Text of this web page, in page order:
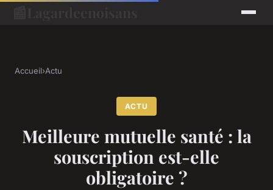
Accueil›Actu
ACTU
Meilleure mutuelle santé : la
souscription est-elle
obligatoire ?